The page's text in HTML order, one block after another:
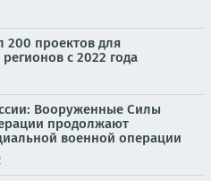
200 проектов для
с 2022 года
Вооруженные Силы
продолжают
военной операции